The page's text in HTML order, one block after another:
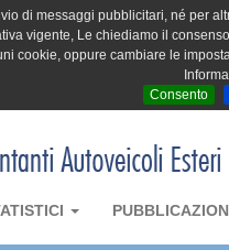
di messaggi pubblicitari, né per
vigente, Le chiediamo il
cookie, oppure cambiare le
Consento